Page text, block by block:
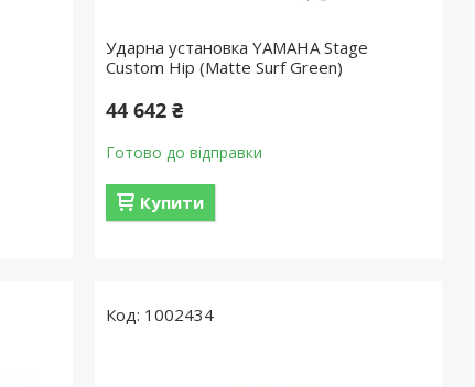
Ударна установка YAMAHA Stage
Custom Hip (Matte Surf Green)
44 642 ₴
Готово до відправки
Купити
1002434